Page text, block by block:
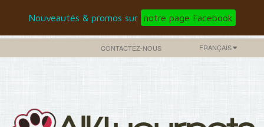
Nouveautés & promos sur notre page Facebook
FRANÇAIS
CONTACTEZ-NOUS